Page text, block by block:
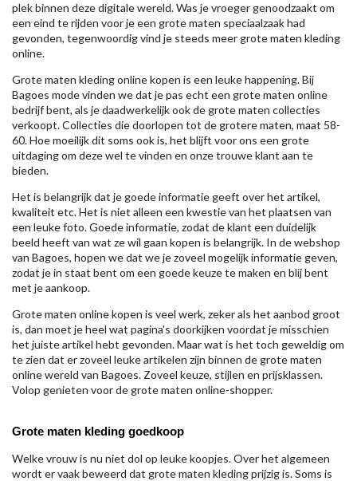
plek binnen deze digitale wereld. Was je vroeger genoodzaakt om
een eind te rijden voor je een grote maten speciaalzaak had
gevonden, tegenwoordig vind je steeds meer grote maten kleding
online.
Grote maten kleding online kopen is een leuke happening. Bij
Bagoes mode vinden we dat je pas echt een grote maten online
bedrijf bent, als je daadwerkelijk ook de grote maten collecties
verkoopt. Collecties die doorlopen tot de grotere maten, maat 58-
60. Hoe moeilijk dit soms ook is, het blijft voor ons een grote
uitdaging om deze wel te vinden en onze trouwe klant aan te
bieden.
Het is belangrijk dat je goede informatie geeft over het artikel,
kwaliteit etc. Het is niet alleen een kwestie van het plaatsen van
een leuke foto. Goede informatie, zodat de klant een duidelijk
beeld heeft van wat ze wil gaan kopen is belangrijk. In de webshop
van Bagoes, hopen we dat we je zoveel mogelijk informatie geven,
zodat je in staat bent om een goede keuze te maken en blij bent
met je aankoop.
Grote maten online kopen is veel werk, zeker als het aanbod groot
is, dan moet je heel wat pagina's doorkijken voordat je misschien
het juiste artikel hebt gevonden. Maar wat is het toch geweldig om
te zien dat er zoveel leuke artikelen zijn binnen de grote maten
online wereld van Bagoes. Zoveel keuze, stijlen en prijsklassen.
Volop genieten voor de grote maten online-shopper.
Grote maten kleding goedkoop
Welke vrouw is nu niet dol op leuke koopjes. Over het algemeen
wordt er vaak beweerd dat grote maten kleding prijzig is. Soms is